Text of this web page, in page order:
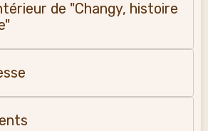
de "Changy, histoire